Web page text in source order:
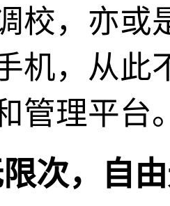
校，亦或
机，从此
管理平台
次，自